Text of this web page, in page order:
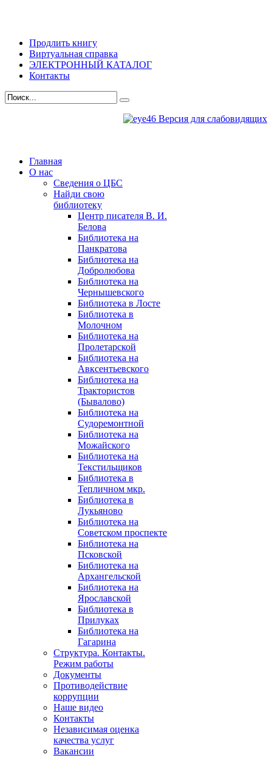
Продлить книгу
Виртуальная справка
ЭЛЕКТРОННЫЙ КАТАЛОГ
Контакты
Версия для слабовидящих
Главная
О нас
Сведения о ЦБС
Найди свою
библиотеку
Центр писателя В. И.
Белова
Библиотека на
Панкратова
Библиотека на
Добролюбова
Библиотека на
Чернышевского
Библиотека в Лосте
Библиотека в
Молочном
Библиотека на
Пролетарской
Библиотека на
Авксентьевского
Библиотека на
Трактористов
(Бывалово)
Библиотека на
Судоремонтной
Библиотека на
Можайского
Библиотека на
Текстильщиков
Библиотека в
Тепличном мкр.
Библиотека в
Лукьяново
Библиотека на
Советском проспекте
Библиотека на
Псковской
Библиотека на
Архангельской
Библиотека на
Ярославской
Библиотека в
Прилуках
Библиотека на
Гагарина
Структура. Контакты.
Режим работы
Документы
Противодействие
коррупции
Наше видео
Контакты
Независимая оценка
качества услуг
Вакансии